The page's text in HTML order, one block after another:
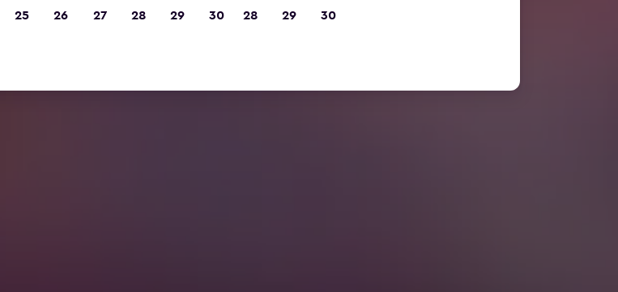
25 26 27 28 29 30 28 29 30